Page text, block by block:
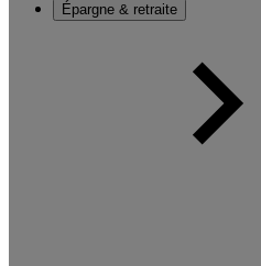
Épargne & retraite